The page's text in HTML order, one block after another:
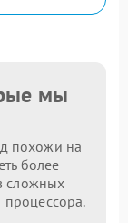
мы
похожи на
более
сложных
процессора.